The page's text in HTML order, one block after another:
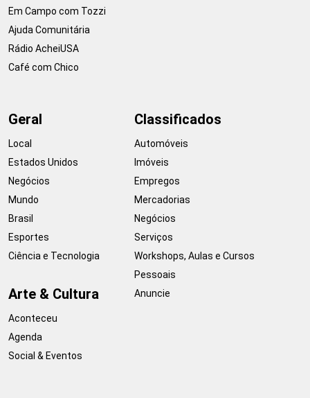
Em Campo com Tozzi
Ajuda Comunitária
Rádio AcheiUSA
Café com Chico
Geral
Local
Estados Unidos
Negócios
Mundo
Brasil
Esportes
Ciência e Tecnologia
Arte & Cultura
Aconteceu
Agenda
Social & Eventos
Classificados
Automóveis
Imóveis
Empregos
Mercadorias
Negócios
Serviços
Workshops, Aulas e Cursos
Pessoais
Anuncie